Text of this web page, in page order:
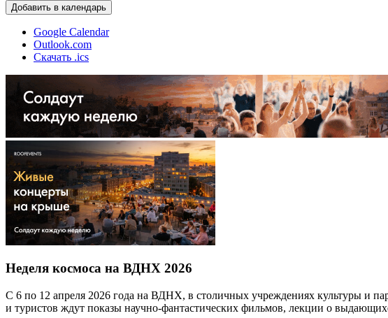
Добавить в календарь
Google Calendar
Outlook.com
Скачать .ics
Неделя космоса на ВДНХ 2026
С 6 по 12 апреля 2026 года на ВДНХ, в столичных учреждениях культуры и
и туристов ждут показы научно-фантастических фильмов, лекции о